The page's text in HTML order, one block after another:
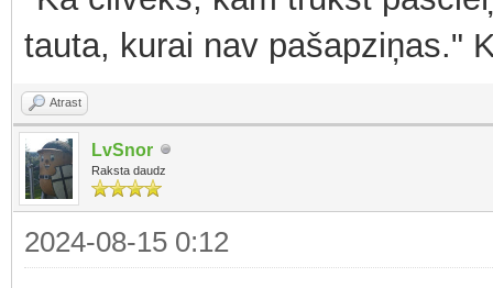
tauta, kurai nav pašapziņas."
Atrast
LvSnor
Raksta daudz
2024-08-15 0:12